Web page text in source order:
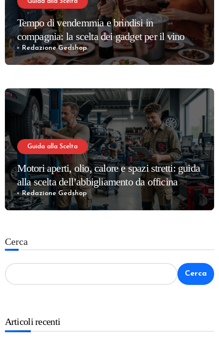
Tempo di vendemmia e brindisi in
compagnia: la scelta dei gadget per il vino più
apprezzati per la tua cantina
Redazione Gedshop
Guida alla Scelta
Motori aperti, olio, calore e spazi stretti: guida
alla scelta dell’abbigliamento da officina
meccanica più confortevole e sicuro
Redazione Gedshop
Cerca
Cerca
Articoli recenti